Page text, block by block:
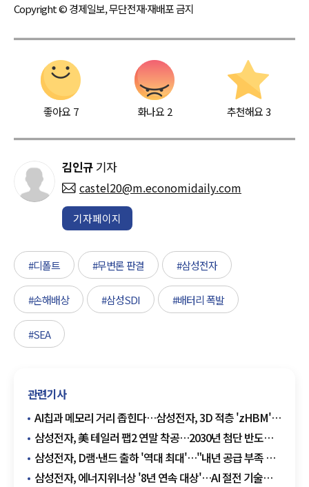
Copyright © 경제일보, 무단전재·재배포 금지
좋아요 7 화나요 2 추천해요 3
김인규 기자
castel20@m.economidaily.com
기자페이지
#디폴트 #무변론 판결 #삼성전자
#손해배상 #삼성SDI #배터리 폭발
#SEA
관련기사
AI칩과 메모리 거리 좁힌다…삼성전자, 3D 적층 'zHBM'
첫 공개
삼성전자, 美 테일러 팹2 연말 착공…2030년 첨단 반도체
양산 목표
삼성전자, D램·낸드 출하 '역대 최대'…"내년 공급 부족 더
커진다"
삼성전자, 에너지위너상 '8년 연속 대상'…AI 절전 기술